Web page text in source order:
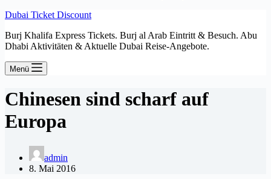
Dubai Ticket Discount
Burj Khalifa Express Tickets. Burj al Arab Eintritt & Besuch. Abu
Dhabi Aktivitäten & Aktuelle Dubai Reise-Angebote.
Menü
Chinesen sind scharf auf
Europa
admin
8. Mai 2016